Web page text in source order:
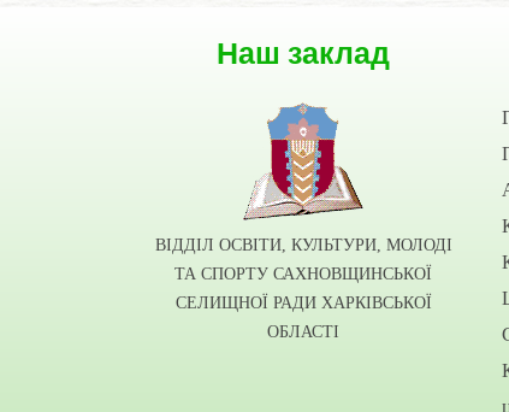
Наш заклад
ВІДДІЛ ОСВІТИ, КУЛЬТУРИ, МОЛОДІ
ТА СПОРТУ САХНОВЩИНСЬКОЇ
СЕЛИЩНОЇ РАДИ ХАРКІВСЬКОЇ
ОБЛАСТІ